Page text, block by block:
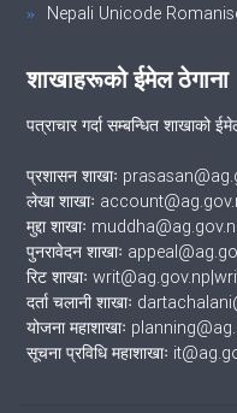
Nepali Unicode
शाखाहरूको ईमेल ठेगाना
पत्राचार गर्दा सम्बन्धित शाखाको
प्रशासन शाखाः
लेखा शाखाः
मुद्दा शाखाः
पुनरावेदन शाखाः
रिट शाखाः
दर्ता चलानी शाखाः
योजना महाशाखाः
सूचना प्रविधि महाशाखाः